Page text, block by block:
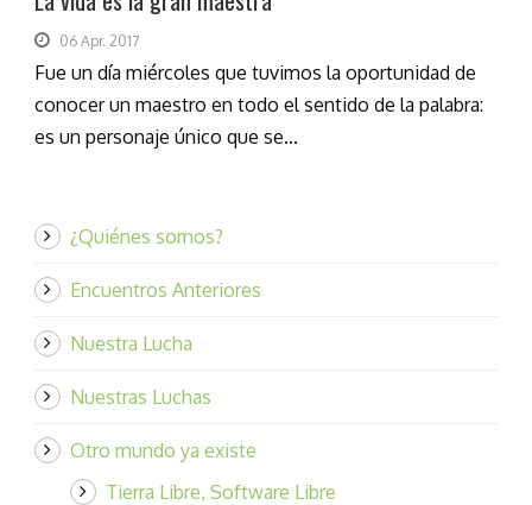
06 Apr. 2017
Fue un día miércoles que tuvimos la oportunidad de
conocer un maestro en todo el sentido de la palabra:
es un personaje único que se...
¿Quiénes somos?
Encuentros Anteriores
Nuestra Lucha
Nuestras Luchas
Otro mundo ya existe
Tierra Libre, Software Libre